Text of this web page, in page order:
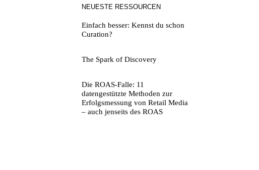
NEUESTE RESSOURCEN
Einfach besser: Kennst du schon
Curation?
The Spark of Discovery
Die ROAS-Falle: 11
datengestützte Methoden zur
Erfolgsmessung von Retail Media
– auch jenseits des ROAS